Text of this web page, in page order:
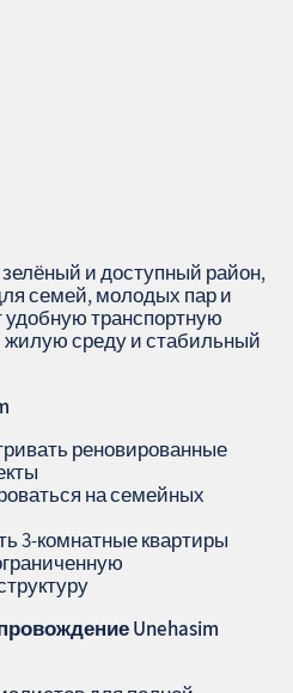
и доступный район,
семей, молодых пар и
удобную транспортную
жилую среду и стабильный
реновированные
на семейных
3‑комнатные квартиры
Unehasim